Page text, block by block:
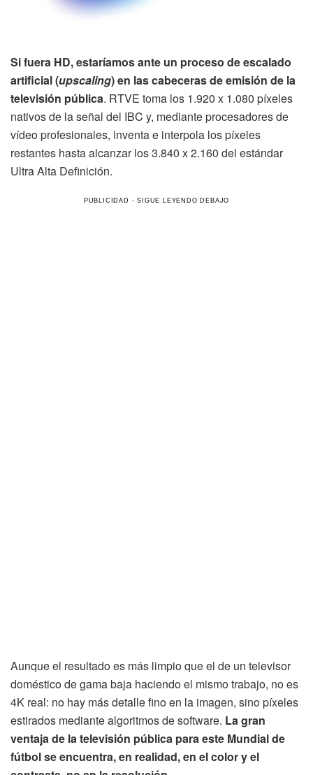
Si fuera HD, estaríamos ante un proceso de escalado
artificial (upscaling) en las cabeceras de emisión de la
televisión pública. RTVE toma los 1.920 x 1.080 píxeles
nativos de la señal del IBC y, mediante procesadores de
vídeo profesionales, inventa e interpola los píxeles
restantes hasta alcanzar los 3.840 x 2.160 del estándar
Ultra Alta Definición.
Aunque el resultado es más limpio que el de un televisor
doméstico de gama baja haciendo el mismo trabajo, no es
4K real: no hay más detalle fino en la imagen, sino píxeles
estirados mediante algoritmos de software. La gran
ventaja de la televisión pública para este Mundial de
fútbol se encuentra, en realidad, en el color y el